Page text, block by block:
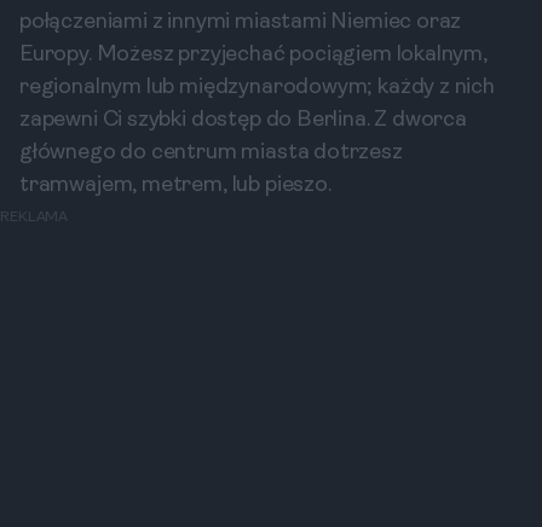
połączeniami z innymi miastami Niemiec oraz
Europy. Możesz przyjechać pociągiem lokalnym,
regionalnym lub międzynarodowym; każdy z nich
zapewni Ci szybki dostęp do Berlina. Z dworca
głównego do centrum miasta dotrzesz
tramwajem, metrem, lub pieszo.
REKLAMA